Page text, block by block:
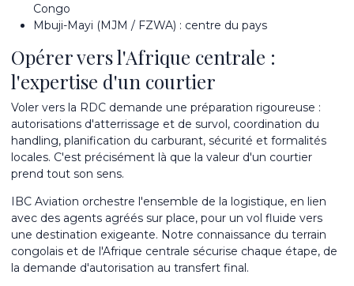
Congo
Mbuji-Mayi (MJM / FZWA) : centre du pays
Opérer vers l'Afrique centrale :
l'expertise d'un courtier
Voler vers la RDC demande une préparation rigoureuse :
autorisations d'atterrissage et de survol, coordination du
handling, planification du carburant, sécurité et formalités
locales. C'est précisément là que la valeur d'un courtier
prend tout son sens.
IBC Aviation orchestre l'ensemble de la logistique, en lien
avec des agents agréés sur place, pour un vol fluide vers
une destination exigeante. Notre connaissance du terrain
congolais et de l'Afrique centrale sécurise chaque étape, de
la demande d'autorisation au transfert final.